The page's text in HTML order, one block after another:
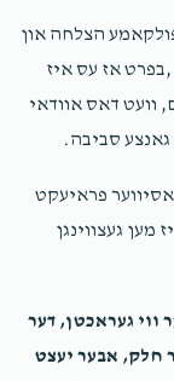
הצלחה און
אז עס איז
וועט דאס אוודאי
גאנצע סביבה.
פראיעקט
געצווינגן
ווי געראכטן, דער
חלק, אבער יעצט